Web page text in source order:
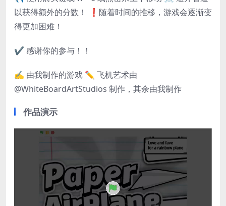
以获得额外的分数！ ❗️随着时间的推移，游戏会逐渐变
得更加困难！
✔️ 感谢你的参与！！
✍️ 由我制作的游戏 ✏️ 飞机艺术由
@WhiteBoardArtStudios 制作，其余由我制作
作品演示